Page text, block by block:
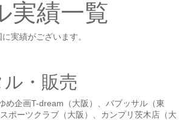
実績一覧
実績がございます。
・販売
め企画T-dream（大阪）、バブッサル（東
ポーツクラブ（大阪）、カンプリ茨木店（大